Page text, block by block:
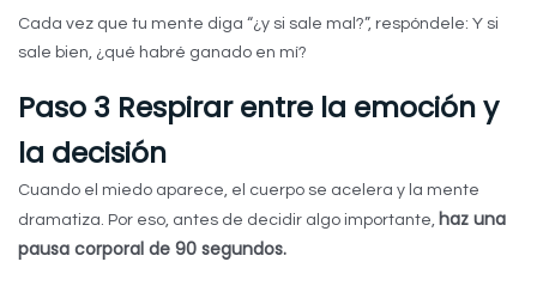
Cada vez que tu mente diga “¿y si sale mal?”, respóndele: Y si
sale bien, ¿qué habré ganado en mí?
Paso 3 Respirar entre la emoción y
la decisión
Cuando el miedo aparece, el cuerpo se acelera y la mente
dramatiza. Por eso, antes de decidir algo importante, haz una
pausa corporal de 90 segundos.